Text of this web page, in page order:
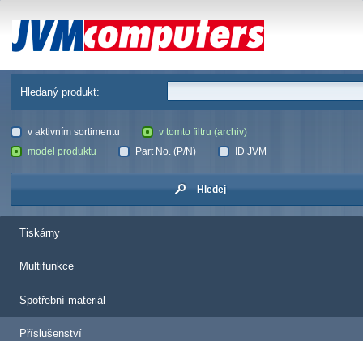
JVM Computers
Hledaný produkt:
v aktivním sortimentu
v tomto filtru (archiv)
model produktu
Part No. (P/N) ID JVM
Hledej
Tiskárny
Multifunkce
Spotřební materiál
Příslušenství